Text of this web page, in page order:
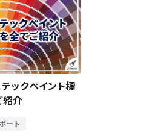
テックペイント標
紹介
ート